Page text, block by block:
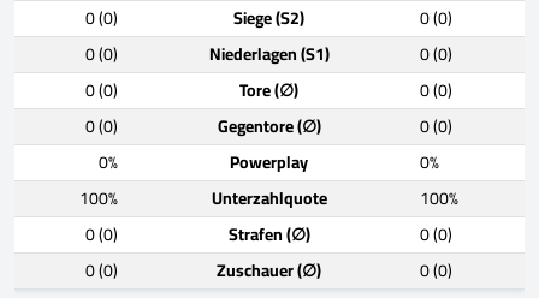
0 (0)
Siege (S2)
0 (0)
0 (0)
Niederlagen (S1)
0 (0)
0 (0)
Tore (∅)
0 (0)
0 (0)
Gegentore (∅)
0 (0)
0%
Powerplay
0%
100%
Unterzahlquote
100%
0 (0)
Strafen (∅)
0 (0)
0 (0)
Zuschauer (∅) 0 (0)